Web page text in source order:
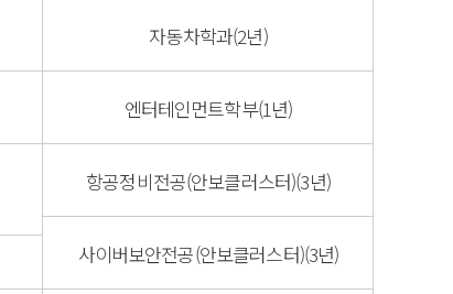
자동차학과(2년)
엔터테인먼트학부(1년)
항공정비전공(안보클러스터)(3년)
사이버보안전공(안보클러스터)(3년)